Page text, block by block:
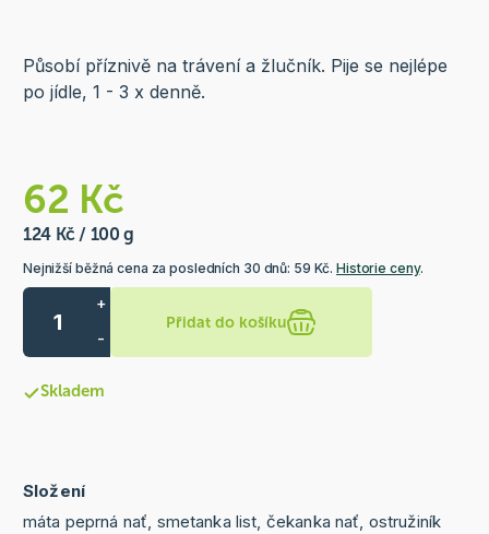
Působí příznivě na trávení a žlučník. Pije se nejlépe
po jídle, 1 - 3 x denně.
62 Kč
124 Kč / 100 g
Nejnižší běžná cena za posledních 30 dnů: 59 Kč.Historie ceny.
+
-
Přidat do košíku
Skladem
Složení
máta peprná nať, smetanka list, čekanka nať, ostružiník